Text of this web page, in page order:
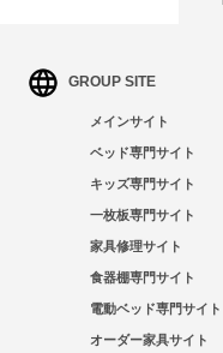
GROUP SITE
メインサイト
ベッド専門サイト
キッズ専門サイト
一枚板専門サイト
家具修理サイト
食器棚専門サイト
電動ベッド専門サイト
オーダー家具サイト